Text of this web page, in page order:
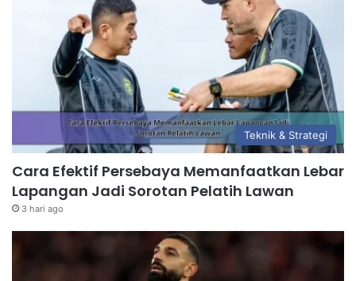
Teknik & Strategi
Cara Efektif Persebaya Memanfaatkan Lebar
Lapangan Jadi Sorotan Pelatih Lawan
3 hari ago